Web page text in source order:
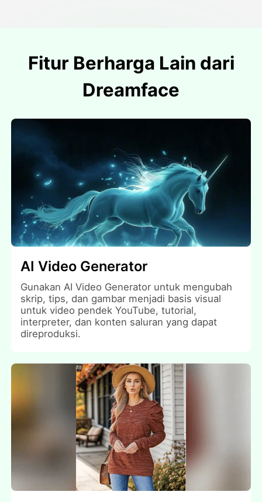
Fitur Berharga Lain dari
Dreamface
AI Video Generator
Gunakan AI Video Generator untuk mengubah
skrip, tips, dan gambar menjadi basis visual
untuk video pendek YouTube, tutorial,
interpreter, dan konten saluran yang dapat
direproduksi.